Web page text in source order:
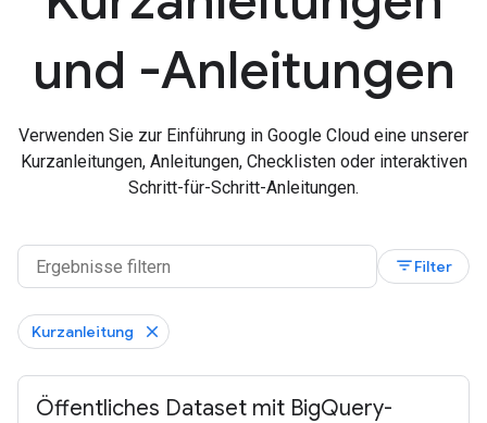
und -Anleitungen
Verwenden Sie zur Einführung in Google Cloud eine unserer
Kurzanleitungen, Anleitungen, Checklisten oder interaktiven
Schritt-für-Schritt-Anleitungen.
filter_listFilter
Kurzanleitung
Öffentliches Dataset mit BigQuery-